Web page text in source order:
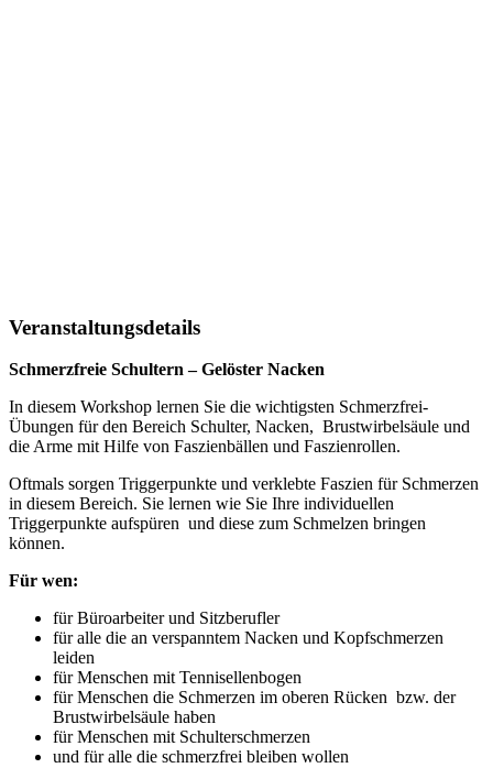
Veranstaltungsdetails
Schmerzfreie Schultern – Gelöster Nacken
In diesem Workshop lernen Sie die wichtigsten Schmerzfrei-
Übungen für den Bereich Schulter, Nacken, Brustwirbelsäule und
die Arme mit Hilfe von Faszienbällen und Faszienrollen.
Oftmals sorgen Triggerpunkte und verklebte Faszien für Schmerzen
in diesem Bereich. Sie lernen wie Sie Ihre individuellen
Triggerpunkte aufspüren und diese zum Schmelzen bringen
können.
Für wen:
für Büroarbeiter und Sitzberufler
für alle die an verspanntem Nacken und Kopfschmerzen
leiden
für Menschen mit Tennisellenbogen
für Menschen die Schmerzen im oberen Rücken bzw. der
Brustwirbelsäule haben
für Menschen mit Schulterschmerzen
und für alle die schmerzfrei bleiben wollen